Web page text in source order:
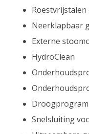
Neerklapbaar
Externe
HydroClean
Snelsluiting